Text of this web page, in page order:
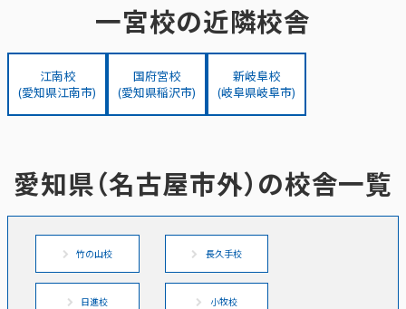
一宮校の近隣校舎
江南校
(愛知県江南市)
国府宮校
(愛知県稲沢市)
新岐阜校
(岐阜県岐阜市)
愛知県（名古屋市外）の校舎一覧
竹の山校 長久手校
日進校 小牧校